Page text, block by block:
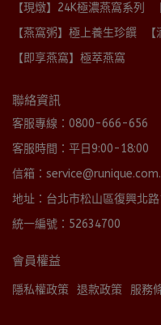
【現燉】24K極濃燕窩系列
【燕窩粥】極上養生珍饌
【即享燕窩】極萃燕窩
聯絡資訊
客服專線：0800-666-656
客服時間：平日9:00-18:00
信箱：
地址：台北市松山區復興北
統一編號：52634700
會員權益
隱私權政策 退款政策 服務